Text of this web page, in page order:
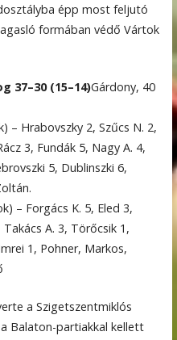
épp most feljutó
formában védő Vártok
37–30 (15–14)Gárdony, 40
– Hrabovszky 2, Szűcs N. 2,
3, Fundák 5, Nagy A. 4,
5, Dublinszki 6,
– Forgács K. 5, Eled 3,
Takács A. 3, Törőcsik 1,
1, Pohner, Markos,
a Szigetszentmiklós
Balaton-partiakkal kellett